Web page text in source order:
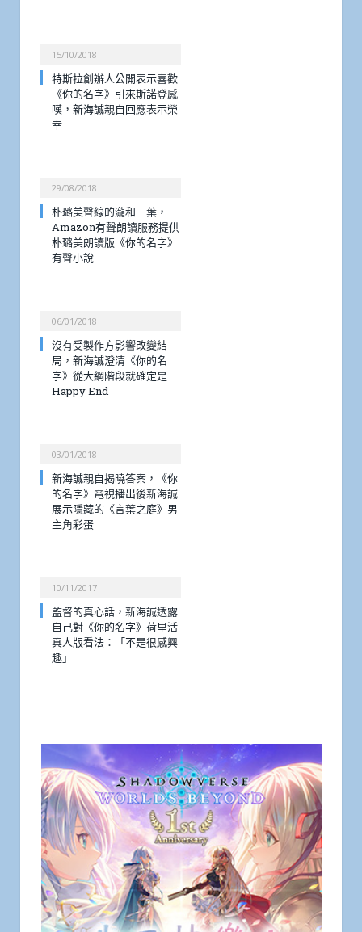
15/10/2018
特斯拉創辦人公開表示喜歡
《你的名字》引來斯諾登感
嘆，新海誠親自回應表示榮
幸
29/08/2018
朴璐美聲線的瀧和三葉，
Amazon有聲朗讀服務提供
朴璐美朗讀版《你的名字》
有聲小說
06/01/2018
沒有受製作方影響改變結
局，新海誠澄清《你的名
字》從大綱階段就確定是
Happy End
03/01/2018
新海誠親自揭曉答案，《你
的名字》電視播出後新海誠
展示隱藏的《言葉之庭》男
主角彩蛋
10/11/2017
監督的真心話，新海誠透露
自己對《你的名字》荷里活
真人版看法：「不是很感興
趣」